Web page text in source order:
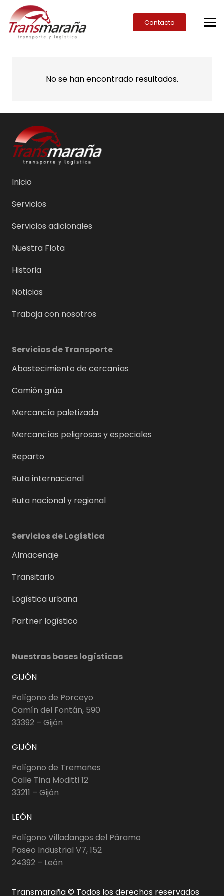
Contacto
No se han encontrado resultados.
Inicio
Servicios
Servicios adicionales
Nuestra Flota
Historia
Noticias
Trabaja con nosotros
Servicios de Transporte
Abastecimiento de cercanías
Camión grúa
Mercancía paletizada
Mercancías peligrosas y especiales
Reparto
Ruta internacional
Ruta nacional y regional
Servicios de Logística
Almacenaje
Transitario
Logística urbana
Partner logístico
Nuestras bases logísticas
GIJÓN
Polígono de Porceyo
Camín del Fontán, 590
33392 – Gijón
GIJÓN
Polígono de Tremañes
Calle Tina Moditti 12
33211 – Gijón
LEÓN
Polígono Villadangos del Páramo
Paseo Industrial V7, 152
24392 – León
Transmaraña © Todos los derechos reservados